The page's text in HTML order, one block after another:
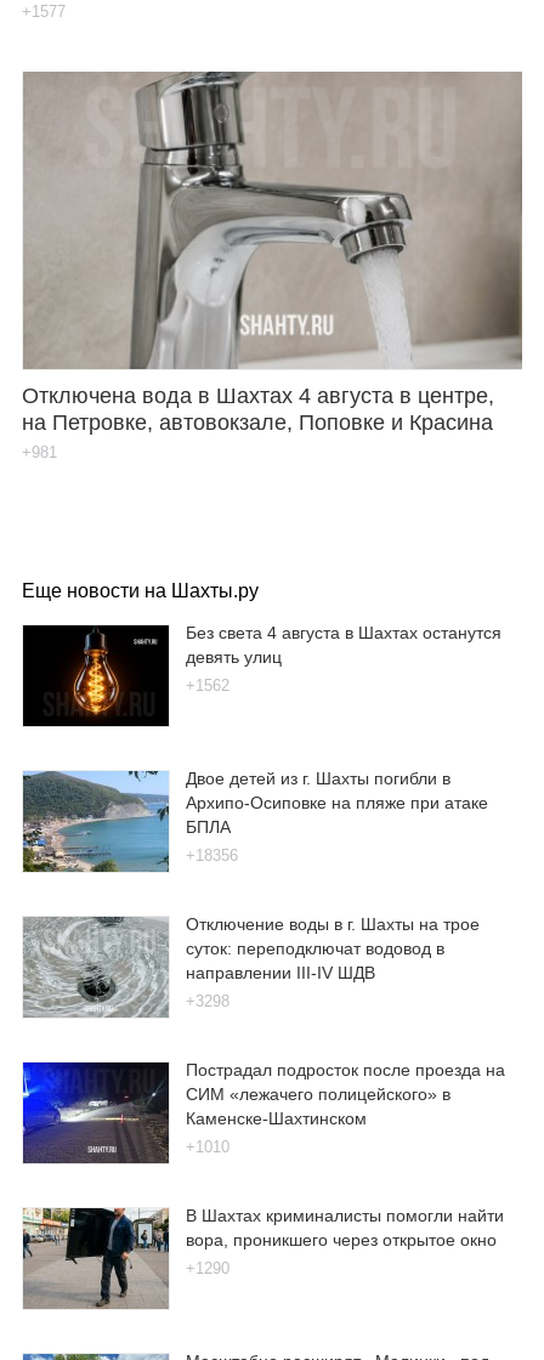
+1577
Отключена вода в Шахтах 4 августа в центре,
на Петровке, автовокзале, Поповке и Красина
+981
Еще новости на Шахты.ру
Без света 4 августа в Шахтах останутся
девять улиц
+1562
Двое детей из г. Шахты погибли в
Архипо-Осиповке на пляже при атаке
БПЛА
+18356
Отключение воды в г. Шахты на трое
суток: переподключат водовод в
направлении III-IV ШДВ
+3298
Пострадал подросток после проезда на
СИМ «лежачего полицейского» в
Каменске-Шахтинском
+1010
В Шахтах криминалисты помогли найти
вора, проникшего через открытое окно
+1290